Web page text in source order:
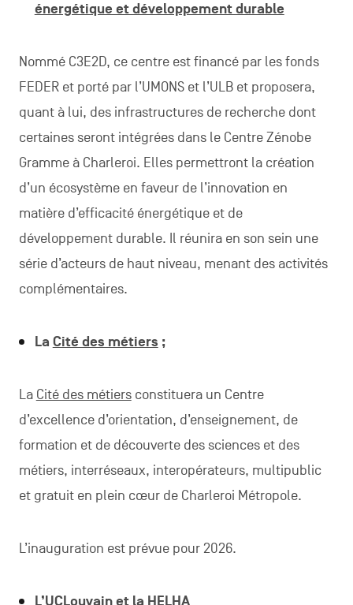
énergétique et développement durable
Nommé C3E2D, ce centre est financé par les fonds
FEDER et porté par l’UMONS et l’ULB et proposera,
quant à lui, des infrastructures de recherche dont
certaines seront intégrées dans le Centre Zénobe
Gramme à Charleroi. Elles permettront la création
d’un écosystème en faveur de l’innovation en
matière d’efficacité énergétique et de
développement durable. Il réunira en son sein une
série d’acteurs de haut niveau, menant des activités
complémentaires.
La Cité des métiers ;
La Cité des métiersconstituera un Centre
d’excellence d’orientation, d’enseignement, de
formation et de découverte des sciences et des
métiers, interréseaux, interopérateurs, multipublic
et gratuit en plein cœur de Charleroi Métropole.
L’inauguration est prévue pour 2026.
L’UCLouvainet la HELHA